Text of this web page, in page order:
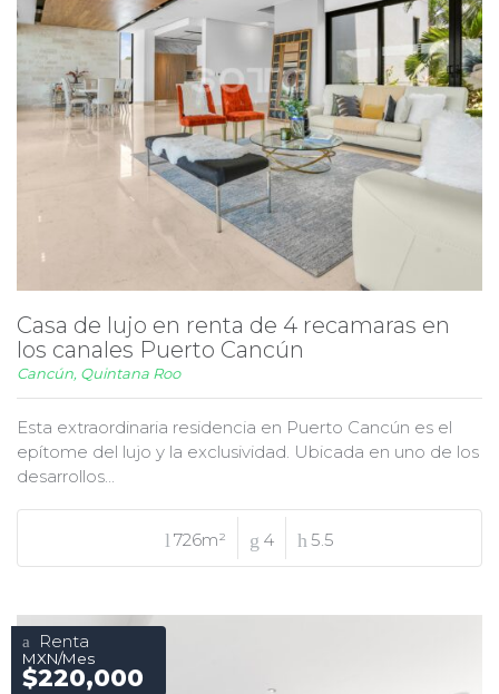
Casa de lujo en renta de 4 recamaras en
los canales Puerto Cancún
Cancún, Quintana Roo
Esta extraordinaria residencia en Puerto Cancún es el
epítome del lujo y la exclusividad. Ubicada en uno de los
desarrollos...
726m² 4 5.5
Renta
MXN/Mes
$220,000